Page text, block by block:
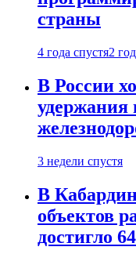
страны
4 года спустя2
В России
удержания
3 недели спустя
В
объектов
достигло